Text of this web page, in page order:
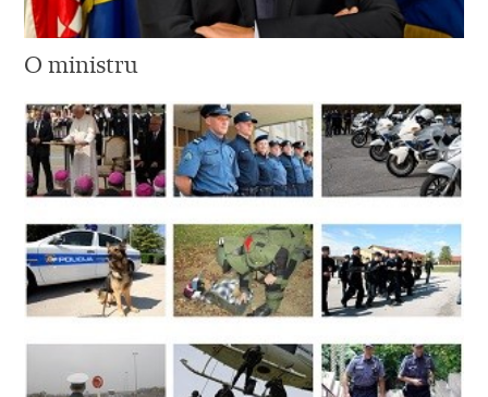
O ministru